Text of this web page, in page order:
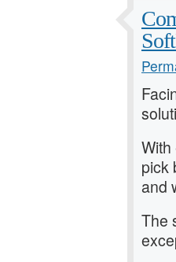
pick
and
The